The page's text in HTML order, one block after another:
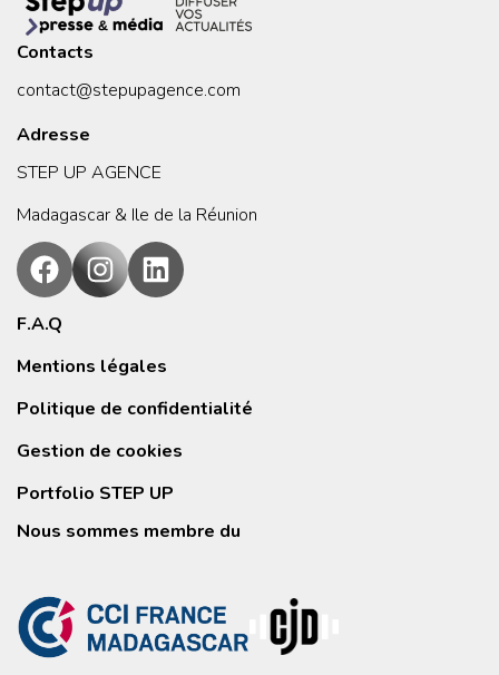
Contacts
contact@stepupagence.com
Adresse
STEP UP AGENCE
Madagascar & Ile de la Réunion
F.A.Q
Mentions légales
Politique de confidentialité
Gestion de cookies
Portfolio STEP UP
Nous sommes membre du